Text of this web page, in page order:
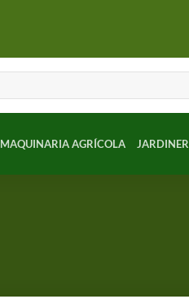
MAQUINARIA AGRÍCOLA